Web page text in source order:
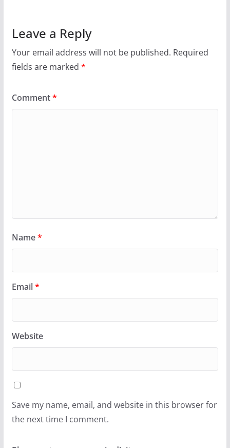
Leave a Reply
Your email address will not be published. Required
fields are marked *
Comment*
Name*
Email*
Website
Save my name, email, and website in this browser for
the next time I comment.